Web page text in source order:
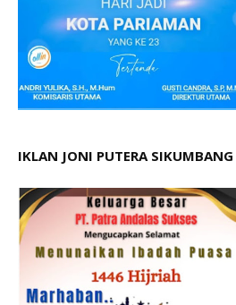
IKLAN JONI PUTERA SIKUMBANG